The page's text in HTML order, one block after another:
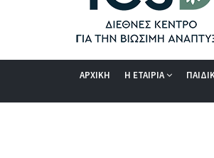
ΑΡΧΙΚΗ Η ΕΤΑΙΡΙΑ